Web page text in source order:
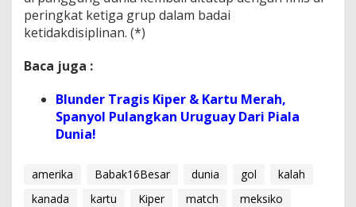
peringkat ketiga grup dalam badai
ketidakdisiplinan. (*)
Baca juga :
Blunder Tragis Kiper & Kartu Merah,
Spanyol Pulangkan Uruguay Dari Piala
Dunia!
amerika Babak16Besar dunia gol
kalah
kanada
kartu Kiper match
meksiko